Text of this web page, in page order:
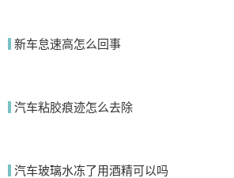
新车怠速高怎么回事
汽车粘胶痕迹怎么去除
汽车玻璃水冻了用酒精可以吗